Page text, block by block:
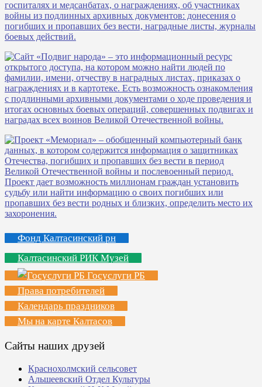
Фонд Калтасинский рн
Калтасинский РИК Музей
Госуслуги РБ
Права потребителей
Календарь праздников
Мы на карте Калтасов
Сайты наших друзей
Краснохолмский сельсовет
Альшеевский Отдел Культуры